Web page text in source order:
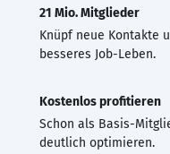
21 Mio. Mitglieder
Knüpf neue Kontakte
besseres Job-Leben.
Kostenlos profitieren
Schon als Basis-
deutlich optimieren.